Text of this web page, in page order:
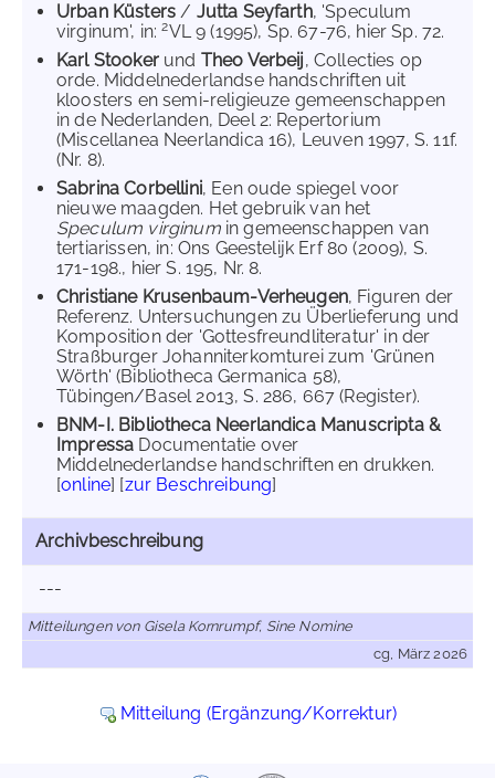
Urban Küsters / Jutta Seyfarth, 'Speculum
virginum', in:2VL 9 (1995), Sp. 67-76, hier Sp. 72.
Karl Stookerund Theo Verbeij, Collecties op
orde. Middelnederlandse handschriften uit
kloosters en semi-religieuze gemeenschappen
in de Nederlanden, Deel 2: Repertorium
(Miscellanea Neerlandica 16), Leuven 1997, S. 11f.
(Nr. 8).
Sabrina Corbellini, Een oude spiegel voor
nieuwe maagden. Het gebruik van het
Speculum virginumin gemeenschappen van
tertiarissen, in: Ons Geestelijk Erf 80 (2009), S.
171-198., hier S. 195, Nr. 8.
Christiane Krusenbaum-Verheugen, Figuren der
Referenz. Untersuchungen zu Überlieferung und
Komposition der 'Gottesfreundliteratur' in der
Straßburger Johanniterkomturei zum 'Grünen
Wörth' (Bibliotheca Germanica 58),
Tübingen/Basel 2013, S. 286, 667 (Register).
BNM-I. Bibliotheca Neerlandica Manuscripta &
Impressa Documentatie over
Middelnederlandse handschriften en drukken.
[online] [zur Beschreibung]
Archivbeschreibung
---
Mitteilungen von Gisela Kornrumpf, Sine Nomine
cg, März 2026
Mitteilung (Ergänzung/Korrektur)